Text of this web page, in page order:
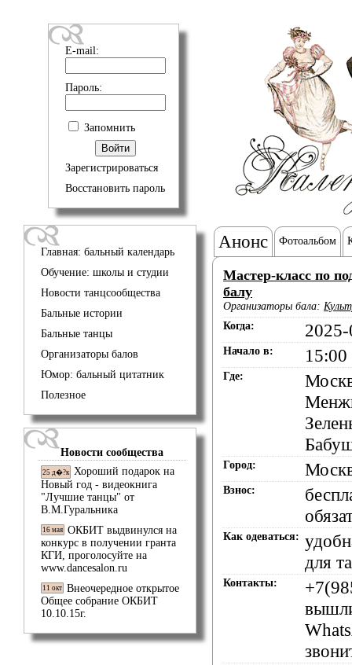
E-mail:
Пароль:
Запомнить
Зарегистрироваться
Восстановить пароль
Главная: бальный календарь
Обучение: школы и студии
Новости танцсообщества
Бальные истории
Бальные танцы
Организаторы балов
Юмор: бальный цитатник
Полезное
Новости сообщества
25 д�?к Хороший подарок на
Новый год - видеокнига
"Лучшие танцы" от
В.М.Гуральника
16 мая ОКБИТ выдвинулся на
конкурс в получении гранта
КГИ, проголосуйте на
www.dancesalon.ru
11 окт Внеочередное открытое
Общее собрание ОКБИТ
10.10.15г.
Анонс Фотоальбом
Мастер-класс по
балу
Организаторы бала:
Когда:
Начало в: 15:00
Где:
Город:
Взнос:
Как одеваться:
для
Контакты: